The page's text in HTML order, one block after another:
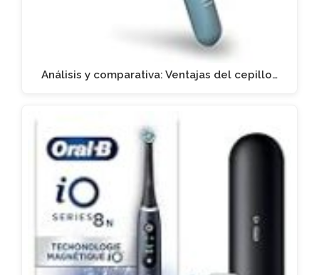
Análisis y comparativa: Ventajas del cepillo…